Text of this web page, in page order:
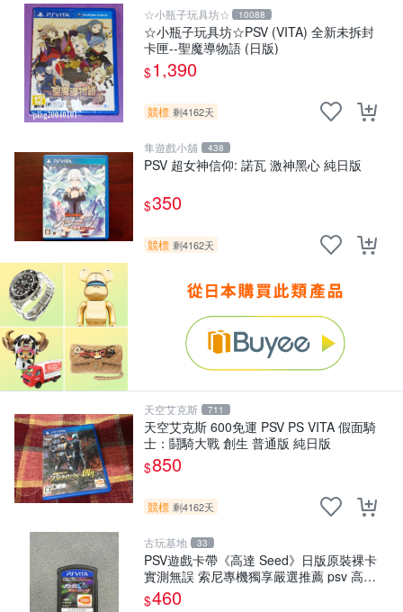
☆小瓶子玩具坊☆ 10088
☆小瓶子玩具坊☆PSV (VITA) 全新未拆封
卡匣--聖魔導物語 (日版)
$1,390
競標 剩4162天
隼遊戲小舖 438
PSV 超女神信仰: 諾瓦 激神黑心 純日版
$350
競標 剩4162天
天空艾克斯 711
天空艾克斯 600免運 PSV PS VITA 假面騎
士：鬪騎大戰 創生 普通版 純日版
$850
競標 剩4162天
古玩基地 33
PSV遊戲卡帶《高達 Seed》日版原裝裸卡
實測無誤 索尼專機獨享嚴選推薦 psv 高達
無誤卡帶
$460